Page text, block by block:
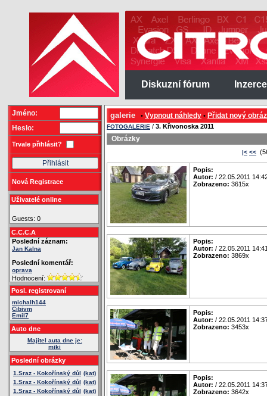
Diskuzní fórum Inzerce
Jméno:
Heslo:
Trvale přihlásit?
Nová Registrace
Uživatelé online
Guests: 0
C.C.C.A
Poslední záznam:
Jan Kalna
Poslední komentář:
oprava
Hodnocení:
Posl. registrovaní
michalh144
Cibivm
Emil7
Auto dne
Majitel auta dne je:
miki
Poslední obrázky
1.Sraz - Kokořínský důl (kat)
1.Sraz - Kokořínský důl (kat)
1.Sraz - Kokořínský důl (kat)
galerie • Vypnout náhledy • Přidat nový
FOTOGALERIE / 3. Křivonoska 2011
Obrázky
|< <<
Popis:
Autor: / 22.05.2011
Zobrazeno: 3615x
Popis:
Autor: / 22.05.2011
Zobrazeno: 3869x
Popis:
Autor: / 22.05.2011
Zobrazeno: 3453x
Popis:
Autor: / 22.05.2011
Zobrazeno: 3642x